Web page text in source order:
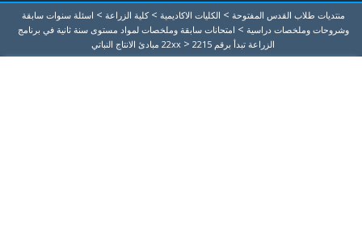
منتديات طلاب القدس المفتوحة > الكليات الاكاديمية > كلية الزراعة > اسئلة سنوات سابقة
وشروحات وملخصات دراسية > امتحانات سابقة وملخصات لمواد مستوى سنة ثانية في برنامج
الزراعة تبدأ برقم 22xx
> 2215 مبادئ الانتاج النباتي